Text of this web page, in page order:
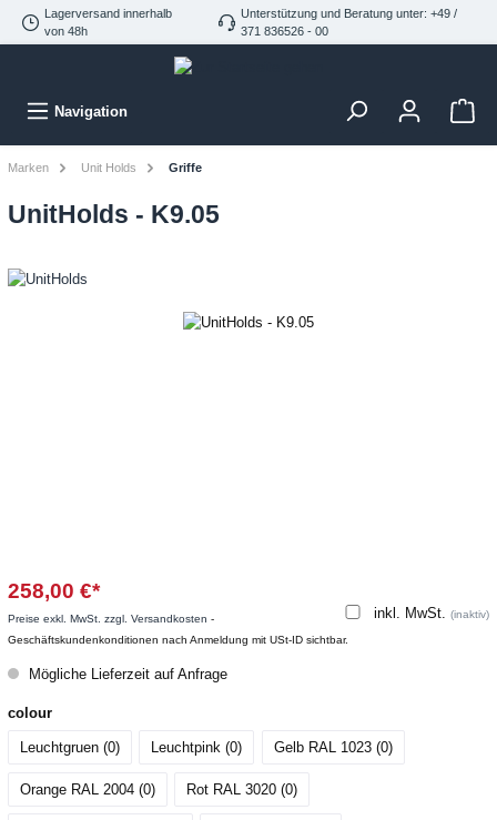
Lagerversand innerhalb
von 48h
Unterstützung und Beratung unter: +49 /
371 836526 - 00
Navigation
Marken Unit Holds Griffe
UnitHolds - K9.05
258,00 €*
inkl. MwSt. (inaktiv)
Preise exkl. MwSt. zzgl. Versandkosten -
Geschäftskundenkonditionen nach Anmeldung mit USt-ID sichtbar.
Mögliche Lieferzeit auf Anfrage
colour
Leuchtgruen (0) Leuchtpink (0) Gelb RAL 1023 (0)
Orange RAL 2004 (0) Rot RAL 3020 (0)